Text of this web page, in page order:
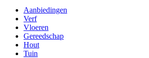
Aanbiedingen
Verf
Vloeren
Gereedschap
Hout
Tuin